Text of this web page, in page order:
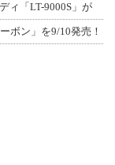
ィ「LT-9000S」が
ボン」を9/10発売！